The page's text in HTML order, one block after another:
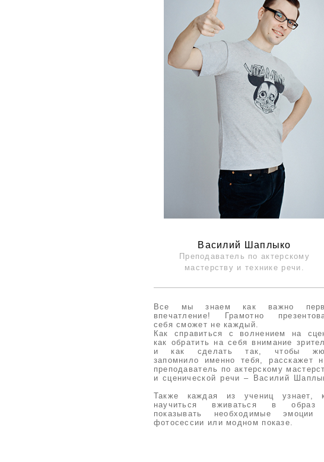
Василий Шаплыко
Преподаватель по актерскому
мастерству и технике речи.
Все мы знаем как важно
впечатление! Грамотно
себя сможет не каждый.
Как справиться с волнением на
как обратить на себя внимание
и как сделать так, чтобы
запомнило именно тебя, расскажет
преподаватель по актерскому
и сценической речи – Василий
Также каждая из учениц узнает,
научиться вживаться в
показывать необходимые эмоции
фотосессии или модном показе.